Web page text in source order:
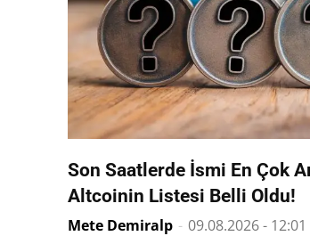
Son Saatlerde İsmi En Çok
Altcoinin Listesi Belli Oldu!
Mete Demiralp - 09.08.2026 - 12:01